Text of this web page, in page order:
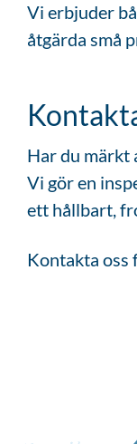
Vi erbjuder
åtgärda små
Har du märkt
Vi gör en
ett hållbart,
Kontakta oss